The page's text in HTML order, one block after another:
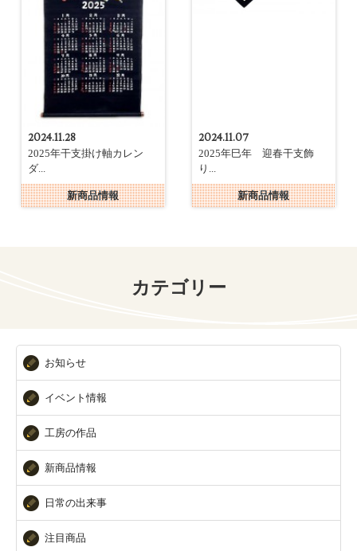
2024.11.28
2025年干支掛け軸カレン
ダ...
新商品情報
2024.11.07
2025年巳年 迎春干支飾
り...
新商品情報
カテゴリー
お知らせ
イベント情報
工房の作品
新商品情報
日常の出来事
注目商品